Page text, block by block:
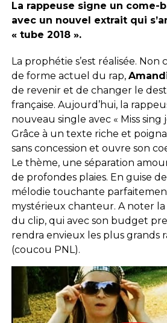
La rappeuse signe un come-
avec un nouvel extrait qui
« tube 2018 ».
La prophétie s’est réalisée. Non
de forme actuel du rap,
de revenir et de changer le
française. Aujourd’hui, la
nouveau single avec « Miss sing
Grâce à un texte riche et
sans concession et ouvre son
Le thème, une séparation
de profondes plaies. En guise
mélodie touchante
mystérieux chanteur. A noter
du clip, qui avec son budget
rendra envieux les plus grands
(coucou PNL).